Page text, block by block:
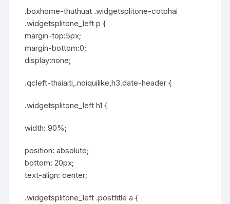
.boxhome-thuthuat .widgetsplitone-cotphai
.widgetsplitone_left p {
margin-top:5px;
margin-bottom:0;
display:none;
.qcleft-thaiaiti,.noiquilike,h3.date-header {
.widgetsplitone_left h1 {
width: 90%;
position: absolute;
bottom: 20px;
text-align: center;
.widgetsplitone_left .posttitle a {